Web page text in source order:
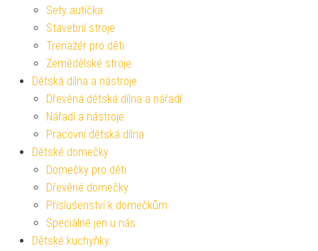
Sety autíčka
Stavební stroje
Trenažér pro děti
Zemědělské stroje
Dětská dílna a nástroje
Dřevěná dětská dílna a nářadí
Nářadí a nástroje
Pracovní dětská dílna
Dětské domečky
Domečky pro děti
Dřevěné domečky
Příslušenství k domečkům
Speciálně jen u nás
Dětské kuchyňky